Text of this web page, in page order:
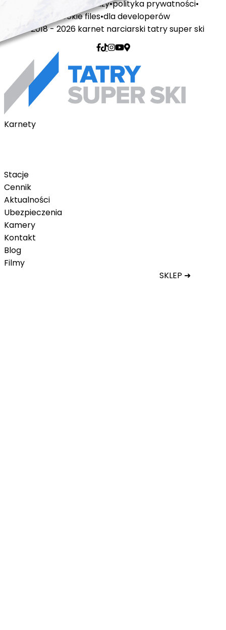
regulamin sprzedaży polityka prywatności
cookie files dla developerów
© 2018 - 2026 karnet narciarski tatry super ski
Karnety
Stacje
Cennik
Aktualności
Ubezpieczenia
Kamery
Kontakt
Blog
Filmy
SKLEP